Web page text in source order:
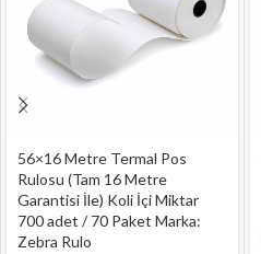
56×16 Metre Termal Pos
Rulosu (Tam 16 Metre
Garantisi İle) Koli İçi Miktar
700 adet / 70 Paket Marka:
Zebra Rulo